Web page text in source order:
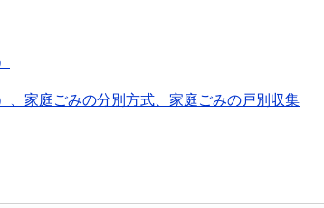
、家庭ごみの分別方式、家庭ごみの戸別収集